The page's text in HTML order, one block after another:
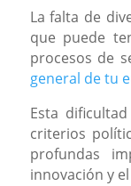
La falta de
que puede
procesos de
general de tu
Esta
criterios
profundas
innovación y